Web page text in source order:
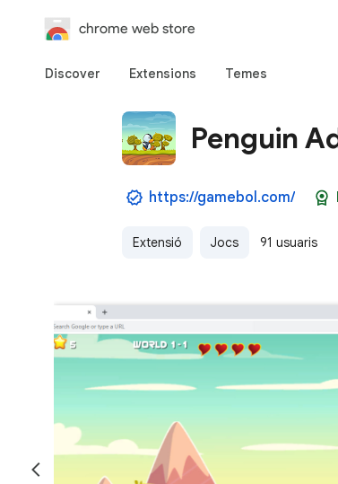
chrome web store
Discover Extensions Temes
Penguin
https://gamebol.com/
Extensió Jocs 91 usuaris